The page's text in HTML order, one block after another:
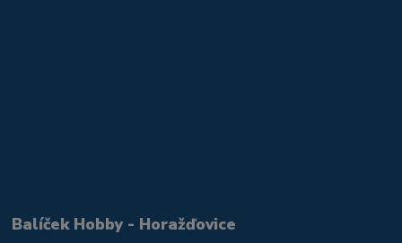
Balíček Hobby - Horažďovice